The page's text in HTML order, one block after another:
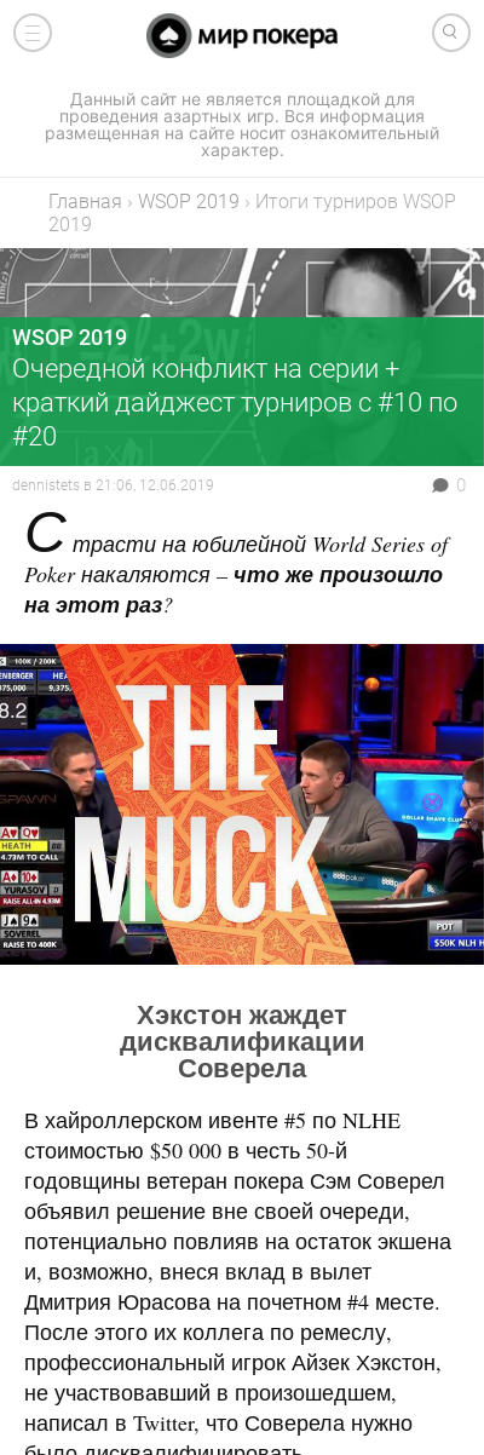
Данный сайт не является площадкой для
проведения азартных игр. Вся информация
размещенная на сайте носит ознакомительный
характер.
Главная › WSOP 2019 › Итоги турниров WSOP
2019
WSOP 2019
Очередной конфликт на серии +
краткий дайджест турниров с #10 по
#20
dennistets в 21:06, 12.06.2019 0
С трасти на юбилейной World Series of
Poker накаляются – что же произошло
на этот раз?
Хэкстон жаждет
дисквалификации
Соверела
В хайроллерском ивенте #5 по NLHE
стоимостью $50 000 в честь 50-й
годовщины ветеран покера Сэм Соверел
объявил решение вне своей очереди,
потенциально повлияв на остаток экшена
и, возможно, внеся вклад в вылет
Дмитрия Юрасова на почетном #4 месте.
После этого их коллега по ремеслу,
профессиональный игрок Айзек Хэкстон,
не участвовавший в произошедшем,
написал в Twitter, что Соверела нужно